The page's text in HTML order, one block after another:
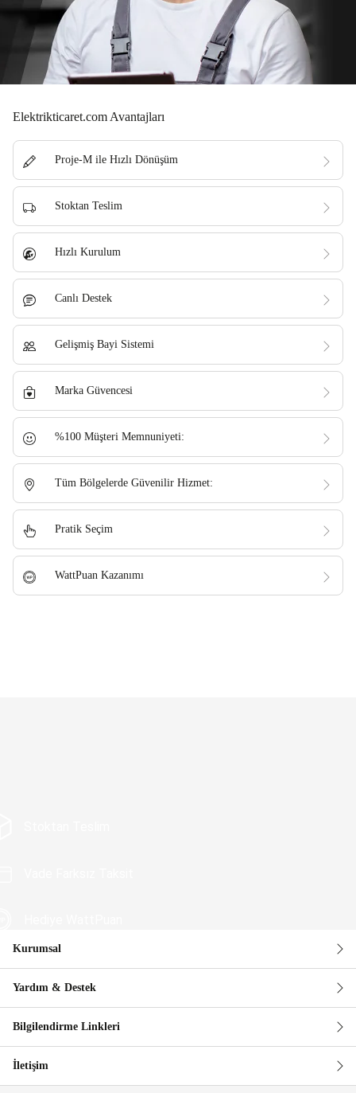
Elektrikticaret.com Avantajları
Proje-M ile Hızlı Dönüşüm
Stoktan Teslim
Hızlı Kurulum
Canlı Destek
Gelişmiş Bayi Sistemi
Marka Güvencesi
%100 Müşteri Memnuniyeti:
Tüm Bölgelerde Güvenilir Hizmet:
Pratik Seçim
WattPuan Kazanımı
Güvenli Alışveriş
Kurumsal
Yardım & Destek
Bilgilendirme Linkleri
İletişim